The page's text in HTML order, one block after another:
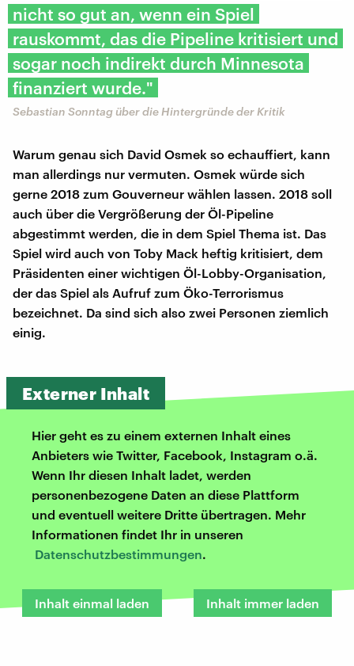
nicht so gut an, wenn ein Spiel
rauskommt, das die Pipeline kritisiert und
sogar noch indirekt durch Minnesota
finanziert wurde."
Sebastian Sonntag über die Hintergründe der Kritik
Warum genau sich David Osmek so echauffiert, kann
man allerdings nur vermuten. Osmek würde sich
gerne 2018 zum Gouverneur wählen lassen. 2018 soll
auch über die Vergrößerung der Öl-Pipeline
abgestimmt werden, die in dem Spiel Thema ist. Das
Spiel wird auch von Toby Mack heftig kritisiert, dem
Präsidenten einer wichtigen Öl-Lobby-Organisation,
der das Spiel als Aufruf zum Öko-Terrorismus
bezeichnet. Da sind sich also zwei Personen ziemlich
einig.
Externer Inhalt
Hier geht es zu einem externen Inhalt eines
Anbieters wie Twitter, Facebook, Instagram o.ä.
Wenn Ihr diesen Inhalt ladet, werden
personenbezogene Daten an diese Plattform
und eventuell weitere Dritte übertragen. Mehr
Informationen findet Ihr in unseren
Datenschutzbestimmungen.
Inhalt einmal laden Inhalt immer laden